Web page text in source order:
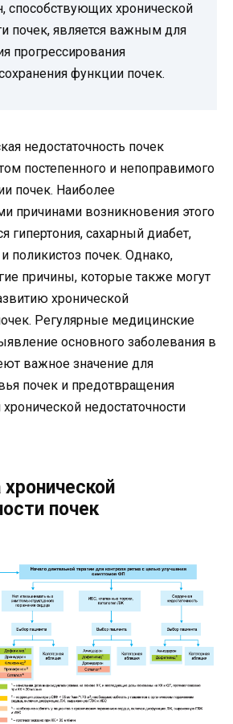
способствующих хронической
почек, является важным для
прогрессирования
функции почек.
недостаточность почек
постепенного и непоправимого
почек. Наиболее
причинами возникновения этого
гипертония, сахарный диабет,
поликистоз почек. Однако,
причины, которые также могут
хронической
Регулярные медицинские
основного заболевания в
важное значение для
почек и предотвращения
недостаточности
почек